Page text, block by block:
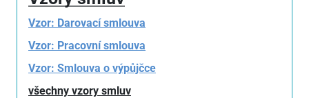
Vzor: Darovací smlouva
Vzor: Pracovní smlouva
Vzor: Smlouva o výpůjčce
všechny vzory smluv